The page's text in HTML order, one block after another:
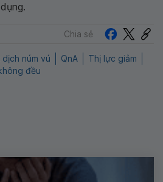
Chia sẻ
dịch núm vú QnA
Thị lực giảm
đều